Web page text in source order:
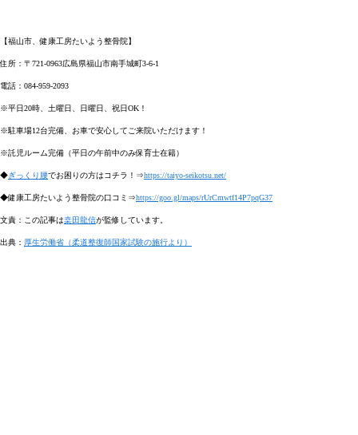
【福山市、健康工房たいよう整骨院】
住所：〒721-0963広島県福山市南手城町3-6-1
電話：084-959-2093
※平日20時、土曜日、日曜日、祝日OK！
※駐車場12台完備、お車で安心してご来院いただけます！
※託児ルーム完備（平日の午前中のみ保育士在籍）
◆ぎっくり腰でお困りの方はコチラ！⇒https://taiyo-seikotsu.net/
◆健康工房たいよう整骨院の口コミ⇒https://goo.gl/maps/rUrCmwtf14P7pqG37
文責：この記事は桒田龍信が監修しています。
出典： 厚生労働省（柔道整復師国家試験の施行より）